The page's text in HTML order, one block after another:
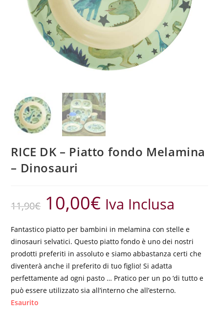
RICE DK – Piatto fondo Melamina
– Dinosauri
11,90€ 10,00€ Iva Inclusa
Fantastico piatto per bambini in melamina con stelle e
dinosauri selvatici. Questo piatto fondo è uno dei nostri
prodotti preferiti in assoluto e siamo abbastanza certi che
diventerà anche il preferito di tuo figlio! Si adatta
perfettamente ad ogni pasto … Pratico per un po ‘di tutto e
può essere utilizzato sia all’interno che all’esterno.
Esaurito